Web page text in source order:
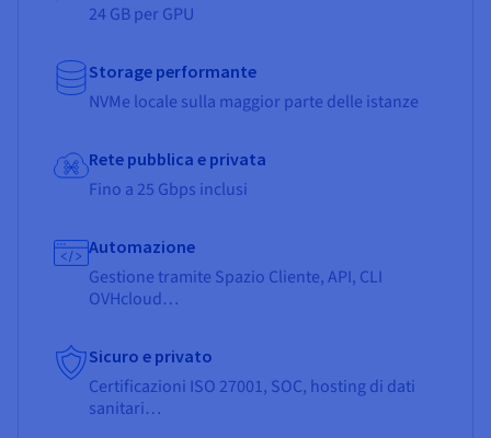
24 GB per GPU
Storage performante
NVMe locale sulla maggior parte delle istanze
Rete pubblica e privata
Fino a 25 Gbps inclusi
Automazione
Gestione tramite Spazio Cliente, API, CLI
OVHcloud…
Sicuro e privato
Certificazioni ISO 27001, SOC, hosting di dati
sanitari…